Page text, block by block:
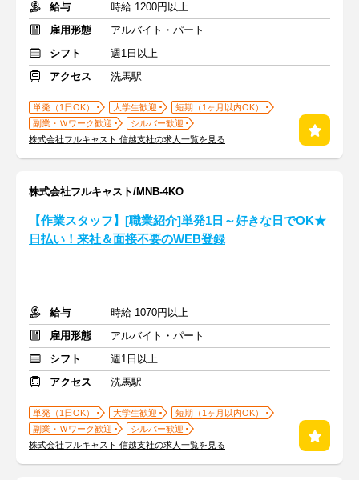
給与
時給 1200円以上
雇用形態
アルバイト・パート
シフト
週1日以上
アクセス
洗馬駅
単発（1日OK） 大学生歓迎
短期（1ヶ月以内OK）
副業・Ｗワーク歓迎
シルバー歓迎
株式会社フルキャスト 信越支社の求人一覧を見る
株式会社フルキャスト/MNB-4KO
【作業スタッフ】[職業紹介]単発1日～好きな日でOK★
日払い！来社＆面接不要のWEB登録
給与
時給 1070円以上
雇用形態
アルバイト・パート
シフト
週1日以上
アクセス
洗馬駅
単発（1日OK） 大学生歓迎
短期（1ヶ月以内OK）
副業・Ｗワーク歓迎
シルバー歓迎
株式会社フルキャスト 信越支社の求人一覧を見る